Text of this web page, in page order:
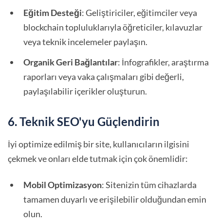
Eğitim Desteği: Geliştiriciler, eğitimciler veya
blockchain topluluklarıyla öğreticiler, kılavuzlar
veya teknik incelemeler paylaşın.
Organik Geri Bağlantılar: İnfografikler, araştırma
raporları veya vaka çalışmaları gibi değerli,
paylaşılabilir içerikler oluşturun.
6. Teknik SEO'yu Güçlendirin
İyi optimize edilmiş bir site, kullanıcıların ilgisini
çekmek ve onları elde tutmak için çok önemlidir:
Mobil Optimizasyon: Sitenizin tüm cihazlarda
tamamen duyarlı ve erişilebilir olduğundan emin
olun.